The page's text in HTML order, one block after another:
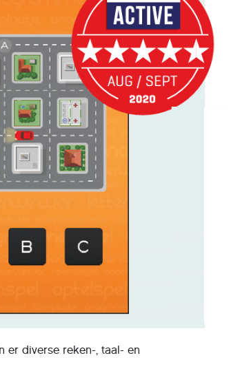
er diverse reken-, taal- en